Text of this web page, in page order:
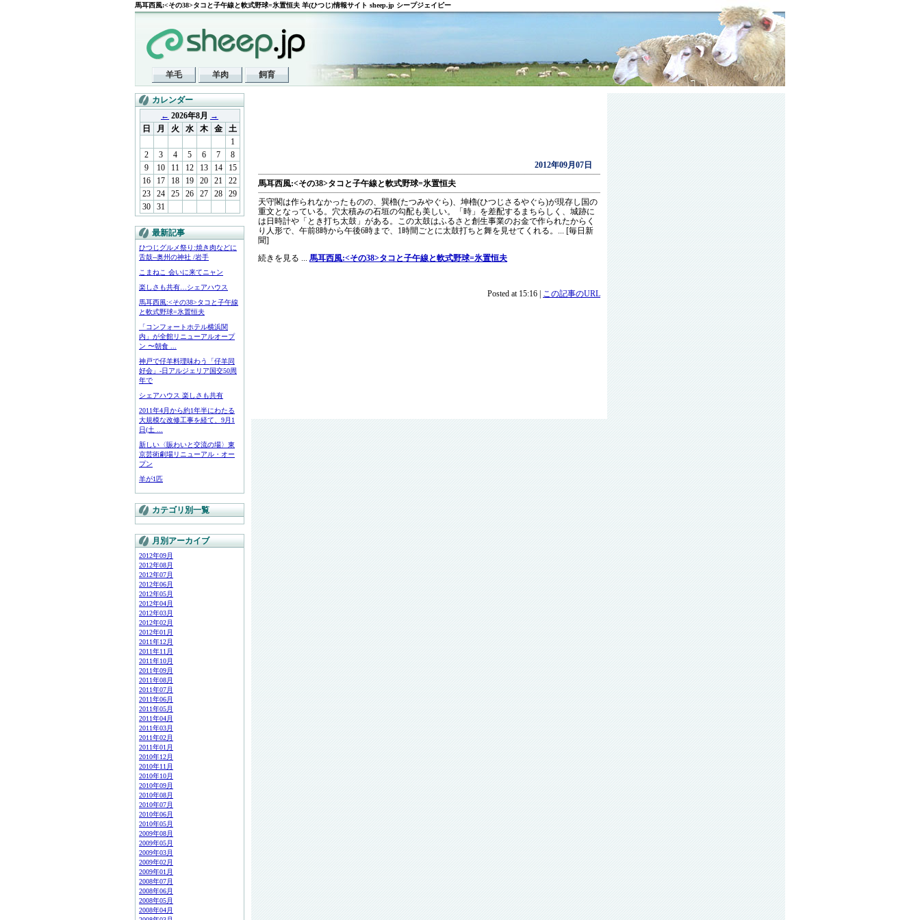
馬耳西風:<その38>タコと子午線と軟式野球=氷置恒夫 羊(ひつじ)情報サイト sheep.jp シープジェイピー
羊毛 羊肉 飼育
カレンダー
← 2026年8月 →
日
月 火 水 木 金
土
1
2
3 4 5 6 7
8
9
10 11 12 13 14
15
16
17 18 19 20 21
22
23
24 25 26 27 28
29
30
31
最新記事
ひつじグルメ祭り:焼き肉などに
舌鼓--奥州の神社 /岩手
こまねこ 会いに来てニャン
楽しさも共有…シェアハウス
馬耳西風:<その38>タコと子午線
と軟式野球=氷置恒夫
「コンフォートホテル横浜関
内」が全館リニューアルオープ
ン 〜朝食 ...
神戸で仔羊料理味わう「仔羊同
好会」-日アルジェリア国交50周
年で
シェアハウス 楽しさも共有
2011年4月から約1年半にわたる
大規模な改修工事を経て、9月1
日(土 ...
新しい〈賑わいと交流の場〉東
京芸術劇場リニューアル・オー
プン
羊が1匹
カテゴリ別一覧
月別アーカイブ
2012年09月
2012年08月
2012年07月
2012年06月
2012年05月
2012年04月
2012年03月
2012年02月
2012年01月
2011年12月
2011年11月
2011年10月
2011年09月
2011年08月
2011年07月
2011年06月
2011年05月
2011年04月
2011年03月
2011年02月
2011年01月
2010年12月
2010年11月
2010年10月
2010年09月
2010年08月
2010年07月
2010年06月
2010年05月
2009年08月
2009年05月
2009年03月
2009年02月
2009年01月
2008年07月
2008年06月
2008年05月
2008年04月
2012年09月07日
馬耳西風:<その38>タコと子午線と軟式野球=氷置恒夫
天守閣は作られなかったものの、巽櫓(たつみやぐら)、坤櫓(ひつじさるやぐら)が現存し国の
重文となっている。穴太積みの石垣の勾配も美しい。「時」を差配するまちらしく、城跡に
は日時計や「とき打ち太鼓」がある。この太鼓はふるさと創生事業のお金で作られたからく
り人形で、午前8時から午後6時まで、1時間ごとに太鼓打ちと舞を見せてくれる。... [毎日新
聞]
続きを見る ... 馬耳西風:<その38>タコと子午線と軟式野球=氷置恒夫
Posted at 15:16 | この記事のURL